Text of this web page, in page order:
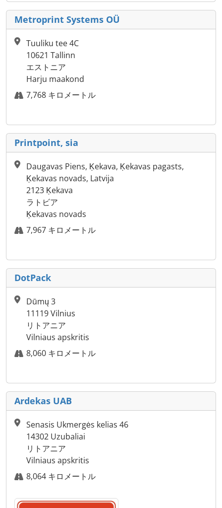
Metroprint Systems OÜ
Tuuliku tee 4C
10621 Tallinn
エストニア
Harju maakond
7,768 キロメートル
Printpoint, sia
Daugavas Piens, Ķekava, Ķekavas pagasts,
Ķekavas novads, Latvija
2123 Ķekava
ラトビア
Ķekavas novads
7,967 キロメートル
DotPack
Dūmų 3
11119 Vilnius
リトアニア
Vilniaus apskritis
8,060 キロメートル
Ardekas UAB
Senasis Ukmergės kelias 46
14302 Uzubaliai
リトアニア
Vilniaus apskritis
8,064 キロメートル